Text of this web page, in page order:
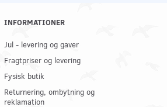
INFORMATIONER
Jul - levering og gaver
Fragtpriser og levering
Fysisk butik
Returnering, ombytning og
reklamation